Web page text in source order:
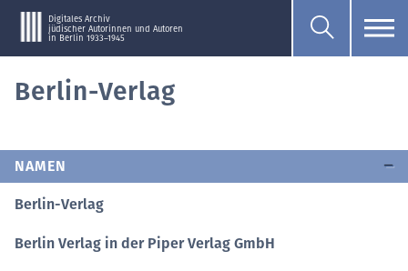
Digitales Archiv
jüdischer Autorinnen und Autoren
in Berlin 1933–1945
Berlin-Verlag
NAMEN
Berlin-Verlag
Berlin Verlag in der Piper Verlag GmbH